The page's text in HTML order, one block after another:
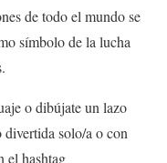
de todo el mundo se
símbolo de la lucha
o dibújate un lazo
solo/a o con
el hashtag